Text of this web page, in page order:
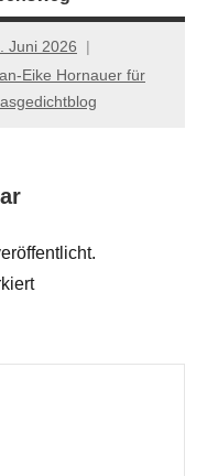
Juni 2026
Eike Hornauer für